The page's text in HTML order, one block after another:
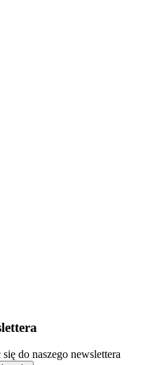
do naszego newslettera